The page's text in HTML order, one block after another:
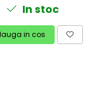
In stoc
in cos